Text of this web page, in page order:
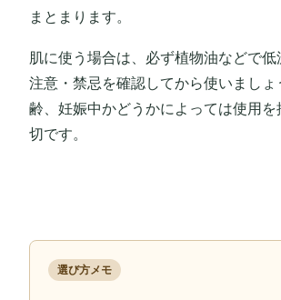
まとまります。
肌に使う場合は、必ず植物油などで低
注意・禁忌を確認してから使いまし
齢、妊娠中かどうかによっては使用
切です。
選び方メモ